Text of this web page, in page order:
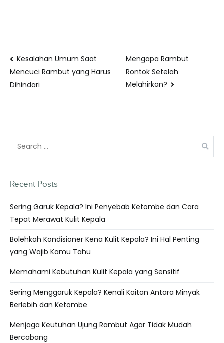
Kesalahan Umum Saat
Mencuci Rambut yang Harus
Dihindari
Mengapa Rambut
Rontok Setelah
Melahirkan?
Recent Posts
Sering Garuk Kepala? Ini Penyebab Ketombe dan Cara
Tepat Merawat Kulit Kepala
Bolehkah Kondisioner Kena Kulit Kepala? Ini Hal Penting
yang Wajib Kamu Tahu
Memahami Kebutuhan Kulit Kepala yang Sensitif
Sering Menggaruk Kepala? Kenali Kaitan Antara Minyak
Berlebih dan Ketombe
Menjaga Keutuhan Ujung Rambut Agar Tidak Mudah
Bercabang